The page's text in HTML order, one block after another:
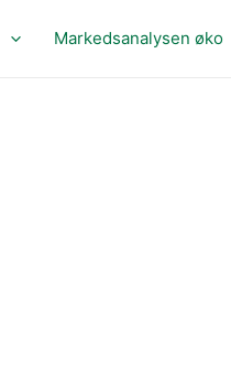
Markedsanalysen øko